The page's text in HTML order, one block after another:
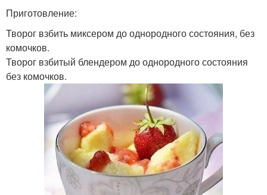
Приготовление:
Творог взбить миксером до однородного состояния, без
комочков.
Творог взбитый блендером до однородного состояния
без комочков.